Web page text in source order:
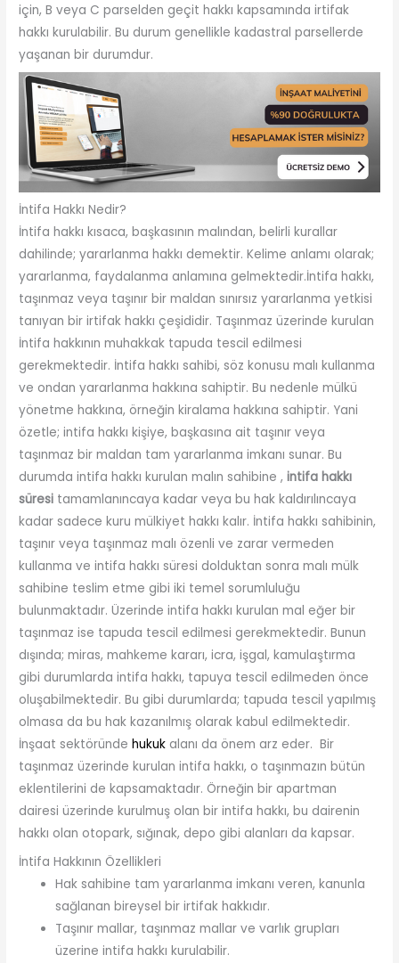
için, B veya C parselden geçit hakkı kapsamında irtifak
hakkı kurulabilir. Bu durum genellikle kadastral parsellerde
yaşanan bir durumdur.
İntifa Hakkı Nedir?
İntifa hakkı kısaca, başkasının malından, belirli kurallar
dahilinde; yararlanma hakkı demektir. Kelime anlamı olarak;
yararlanma, faydalanma anlamına gelmektedir.İntifa hakkı,
taşınmaz veya taşınır bir maldan sınırsız yararlanma yetkisi
tanıyan bir irtifak hakkı çeşididir. Taşınmaz üzerinde kurulan
İntifa hakkının muhakkak tapuda tescil edilmesi
gerekmektedir. İntifa hakkı sahibi, söz konusu malı kullanma
ve ondan yararlanma hakkına sahiptir. Bu nedenle mülkü
yönetme hakkına, örneğin kiralama hakkına sahiptir. Yani
özetle; intifa hakkı kişiye, başkasına ait taşınır veya
taşınmaz bir maldan tam yararlanma imkanı sunar. Bu
durumda intifa hakkı kurulan malın sahibine ,intifa hakkı
süresi tamamlanıncaya kadar veya bu hak kaldırılıncaya
kadar sadece kuru mülkiyet hakkı kalır. İntifa hakkı sahibinin,
taşınır veya taşınmaz malı özenli ve zarar vermeden
kullanma ve intifa hakkı süresi dolduktan sonra malı mülk
sahibine teslim etme gibi iki temel sorumluluğu
bulunmaktadır. Üzerinde intifa hakkı kurulan mal eğer bir
taşınmaz ise tapuda tescil edilmesi gerekmektedir. Bunun
dışında; miras, mahkeme kararı, icra, işgal, kamulaştırma
gibi durumlarda intifa hakkı, tapuya tescil edilmeden önce
oluşabilmektedir. Bu gibi durumlarda; tapuda tescil yapılmış
olmasa da bu hak kazanılmış olarak kabul edilmektedir.
İnşaat sektöründe hukuk alanı da önem arz eder. Bir
taşınmaz üzerinde kurulan intifa hakkı, o taşınmazın bütün
eklentilerini de kapsamaktadır. Örneğin bir apartman
dairesi üzerinde kurulmuş olan bir intifa hakkı, bu dairenin
hakkı olan otopark, sığınak, depo gibi alanları da kapsar.
İntifa Hakkının Özellikleri
Hak sahibine tam yararlanma imkanı veren, kanunla
sağlanan bireysel bir irtifak hakkıdır.
Taşınır mallar, taşınmaz mallar ve varlık grupları
üzerine intifa hakkı kurulabilir.